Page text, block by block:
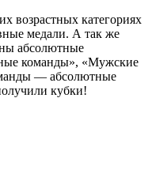
возрастных категориях
медали. А так же
абсолютные
команды», «Мужские
— абсолютные
кубки!